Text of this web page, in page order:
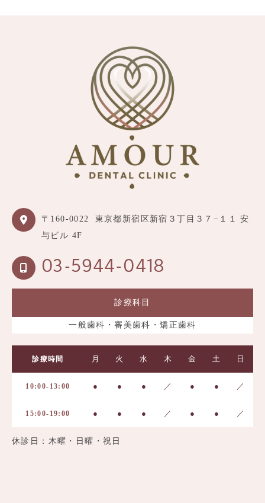
〒160-0022
東京都新宿区新宿３丁目３７−１１ 安
与ビル 4F
03-5944-0418
診療科目
一般歯科・審美歯科・矯正歯科
診療時間 月 火 水 木 金 土 日
10:00-13:00 ● ● ● ／ ● ● ／
15:00-19:00 ● ● ● ／ ● ● ／
休診日：木曜・日曜・祝日